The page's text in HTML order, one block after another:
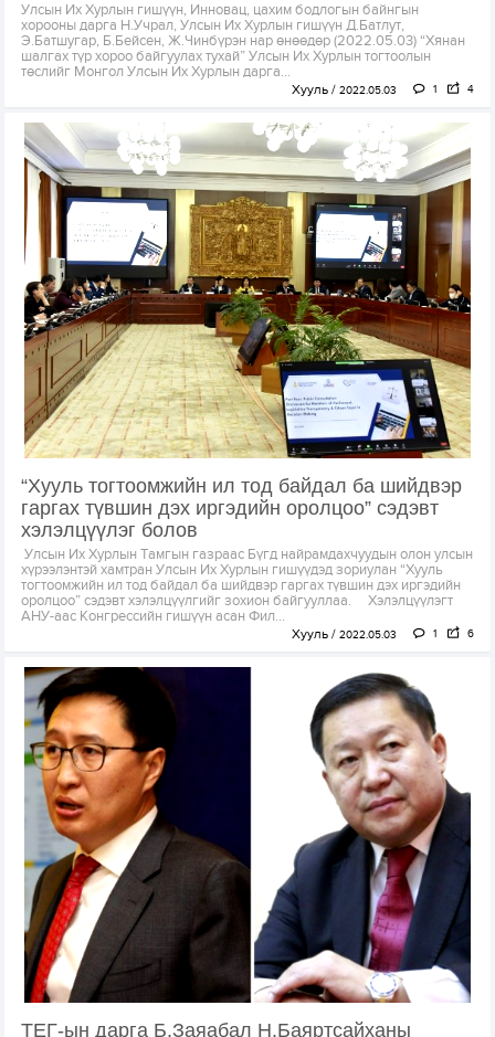
Улсын Их Хурлын гишүүн, Инновац, цахим бодлогын байнгын
хорооны дарга Н.Учрал, Улсын Их Хурлын гишүүн Д.Батлут,
Э.Батшугар, Б.Бейсен, Ж.Чинбүрэн нар өнөөдөр (2022.05.03) “Хянан
шалгах түр хороо байгуулах тухай” Улсын Их Хурлын тогтоолын
төслийг Монгол Улсын Их Хурлын дарга...
Хууль 2022.05.03 1 4
“Хууль тогтоомжийн ил тод байдал ба шийдвэр
гаргах түвшин дэх иргэдийн оролцоо” сэдэвт
хэлэлцүүлэг болов
Улсын Их Хурлын Тамгын газраас Бүгд найрамдахчуудын олон улсын
хүрээлэнтэй хамтран Улсын Их Хурлын гишүүдэд зориулан “Хууль
тогтоомжийн ил тод байдал ба шийдвэр гаргах түвшин дэх иргэдийн
оролцоо” сэдэвт хэлэлцүүлгийг зохион байгууллаа. Хэлэлцүүлэгт
АНУ-аас Конгрессийн гишүүн асан Фил...
Хууль 2022.05.03 1 6
ТЕГ-ын дарга Б.Заяабал Н.Баяртсайханы